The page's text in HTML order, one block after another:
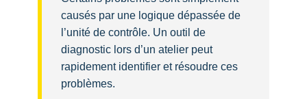
causés par une logique dépassée de
l’unité de contrôle. Un outil de
diagnostic lors d’un atelier peut
rapidement identifier et résoudre ces
problèmes.